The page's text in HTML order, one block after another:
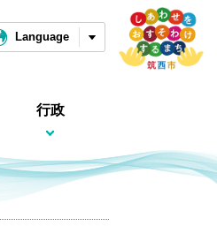
Language
行政